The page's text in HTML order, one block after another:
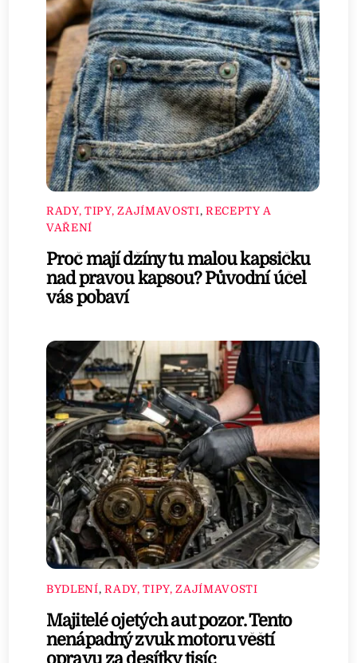
RADY, TIPY, ZAJÍMAVOSTI, RECEPTY A
VAŘENÍ
Proč mají džíny tu malou kapsičku
nad pravou kapsou? Původní účel
vás pobaví
BYDLENÍ,RADY, TIPY, ZAJÍMAVOSTI
Majitelé ojetých aut pozor. Tento
nenápadný zvuk motoru věští
opravu za desítky tisíc